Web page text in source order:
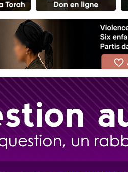
viennent de nous rejoindre sur WhatsApp
viennent de nous rejoindre sur WhatsApp
viennent de faire un don pour 5 jours
de donner son Maasser
viennent de demander une bénédiction
viennent de nous rejoindre sur WhatsApp
viennent de faire un don pour
49 places pour étudier en groupe sur Zoom
viennent de nous rejoindre sur WhatsApp
viennent de nous rejoindre sur WhatsApp